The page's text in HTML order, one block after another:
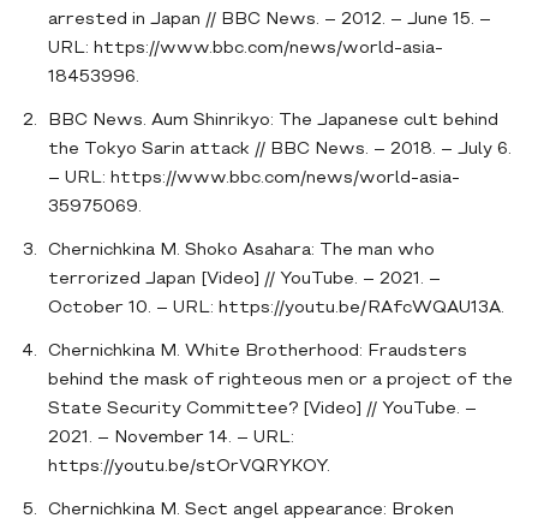
arrested in Japan // BBC News. – 2012. – June 15. –
URL: https://www.bbc.com/news/world-asia-
18453996.
BBC News. Aum Shinrikyo: The Japanese cult behind
the Tokyo Sarin attack // BBC News. – 2018. – July 6.
– URL: https://www.bbc.com/news/world-asia-
35975069.
Chernichkina M. Shoko Asahara: The man who
terrorized Japan [Video] // YouTube. – 2021. –
October 10. – URL: https://youtu.be/RAfcWQAU13A.
Chernichkina M. White Brotherhood: Fraudsters
behind the mask of righteous men or a project of the
State Security Committee? [Video] // YouTube. –
2021. – November 14. – URL:
https://youtu.be/stOrVQRYKOY.
Chernichkina M. Sect angel appearance: Broken